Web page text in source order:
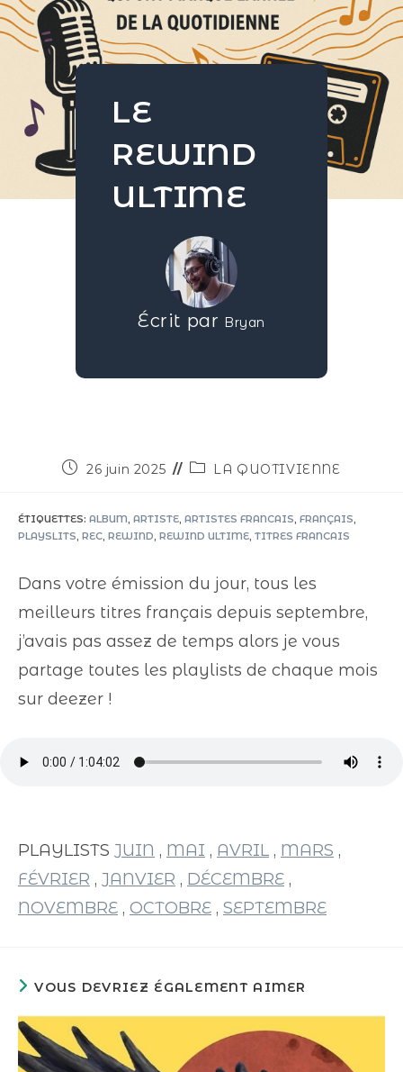
LE
REWIND
ULTIME
Écrit par Bryan
26 juin 2025 LA QUOTIVIENNE
ÉTIQUETTES: ALBUM, ARTISTE, ARTISTES FRANCAIS, FRANÇAIS,
PLAYSLITS, REC, REWIND, REWIND ULTIME, TITRES FRANCAIS
Dans votre émission du jour, tous les
meilleurs titres français depuis septembre,
j’avais pas assez de temps alors je vous
partage toutes les playlists de chaque mois
sur deezer !
PLAYLISTS JUIN , MAI , AVRIL , MARS ,
FÉVRIER , JANVIER , DÉCEMBRE ,
NOVEMBRE , OCTOBRE , SEPTEMBRE
VOUS DEVRIEZ ÉGALEMENT AIMER